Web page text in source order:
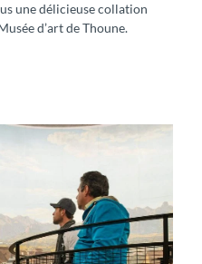
une délicieuse collation
d’art de Thoune.